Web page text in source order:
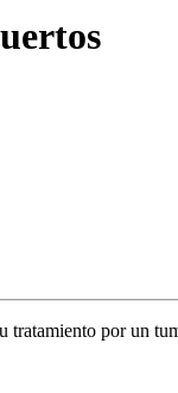
tratamiento por un